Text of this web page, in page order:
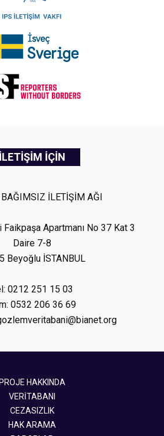
İLETİŞİM İÇİN
İLETİŞİM AĞI
Apartmanı No 37 Kat 3
Daire 7-8
Beyoğlu İSTANBUL
0212 251 15 03
0532 206 36 69
PROJE HAKKINDA
VERİTABANI
CEZASIZLIK
HAK ARAMA